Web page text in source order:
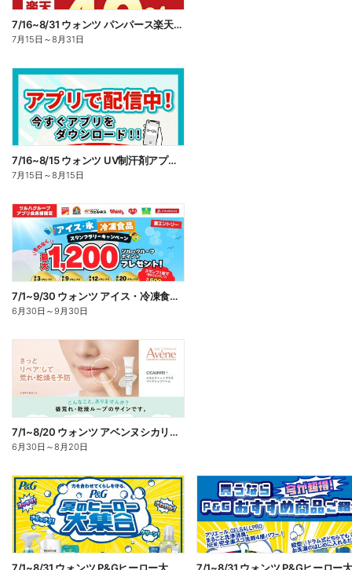
7/16~8/31 ウォンツ パンパース楽天ポイント還元企画
7月15日 ～8月31日
7/16~8/15 ウォンツ UV制汗剤アプリ企画
7月15日 ～8月15日
7/1~9/30 ウォンツ アイス・冷凍食品スタンプラリーキャンペーン企
6月30日 ～9月30日
7/1~8/20 ウォンツ アベンヌシカリップ予約
6月30日 ～8月20日